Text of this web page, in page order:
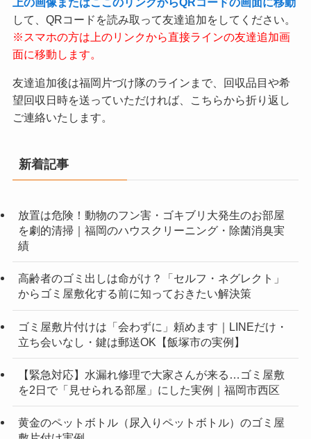
して、QRコードを読み取って友達追加をしてください。
※スマホの方は上のリンクから直接ラインの友達追加画
面に移動します。
友達追加後は福岡片づけ隊のラインまで、回収品目や希
望回収日時を送っていただければ、こちらから折り返し
ご連絡いたします。
新着記事
放置は危険！動物のフン害・ゴキブリ大発生のお部屋
を劇的清掃｜福岡のハウスクリーニング・除菌消臭実
績
高齢者のゴミ出しは命がけ？「セルフ・ネグレクト」
からゴミ屋敷化する前に知っておきたい解決策
ゴミ屋敷片付けは「会わずに」頼めます｜LINEだけ・
立ち会いなし・鍵は郵送OK【飯塚市の実例】
【緊急対応】水漏れ修理で大家さんが来る…ゴミ屋敷
を2日で「見せられる部屋」にした実例｜福岡市西区
黄金のペットボトル（尿入りペットボトル）のゴミ屋